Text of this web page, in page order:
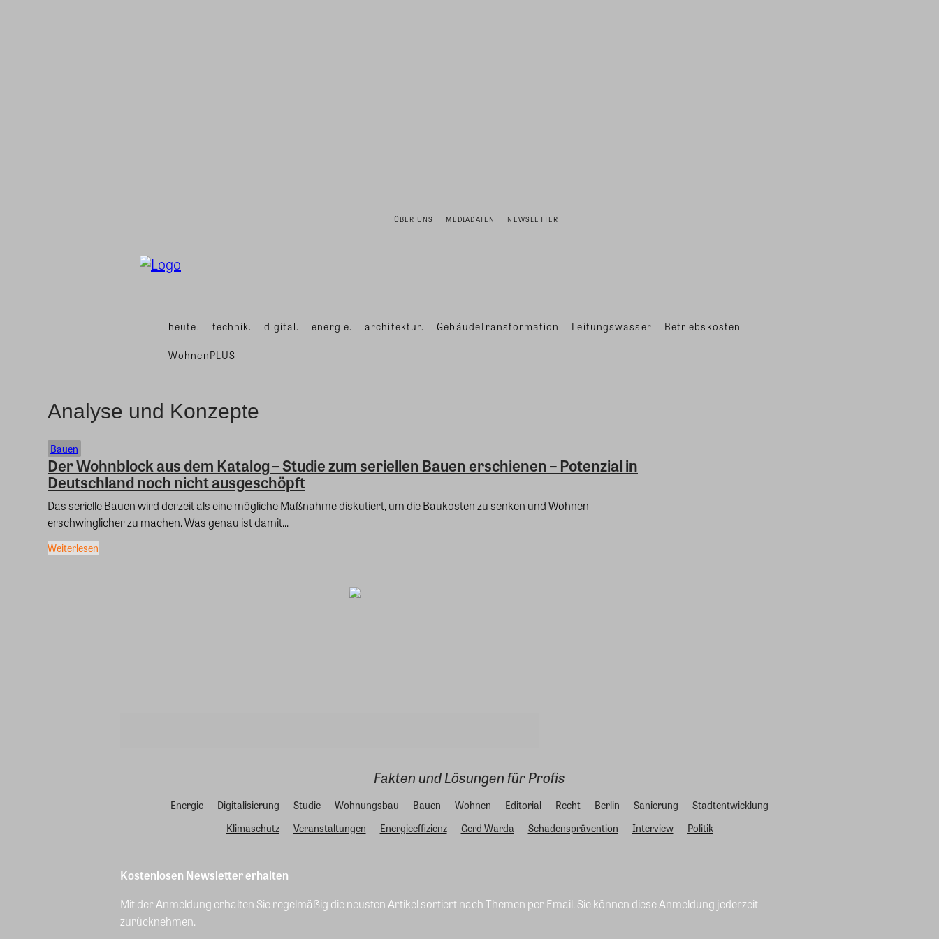
ÜBER UNS MEDIADATEN NEWSLETTER
heute. technik. digital. energie. architektur. GebäudeTransformation Leitungswasser Betriebskosten
WohnenPLUS
Analyse und Konzepte
Bauen
Der Wohnblock aus dem Katalog – Studie zum seriellen Bauen erschienen – Potenzial in
Deutschland noch nicht ausgeschöpft
Das serielle Bauen wird derzeit als eine mögliche Maßnahme diskutiert, um die Baukosten zu senken und Wohnen
erschwinglicher zu machen. Was genau ist damit...
Weiterlesen
Fakten und Lösungen für Profis
Energie Digitalisierung Studie Wohnungsbau Bauen Wohnen Editorial Recht Berlin Sanierung
Stadtentwicklung
Klimaschutz
Veranstaltungen Energieeffizienz Gerd Warda Schadensprävention Interview Politik
Kostenlosen Newsletter erhalten
Mit der Anmeldung erhalten Sie regelmäßig die neusten Artikel sortiert nach Themen per Email. Sie können diese Anmeldung jederzeit
zurücknehmen.